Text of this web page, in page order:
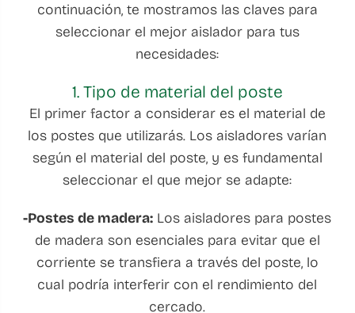
continuación, te mostramos las claves para
seleccionar el mejor aislador para tus
necesidades:
1. Tipo de material del poste
El primer factor a considerar es el material de
los postes que utilizarás. Los aisladores varían
según el material del poste, y es fundamental
seleccionar el que mejor se adapte:
-Postes de madera: Los aisladores para postes
de madera son esenciales para evitar que el
corriente se transfiera a través del poste, lo
cual podría interferir con el rendimiento del
cercado.